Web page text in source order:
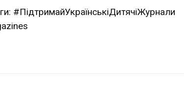
#ПідтримайУкраїнськіДитячіЖурнали